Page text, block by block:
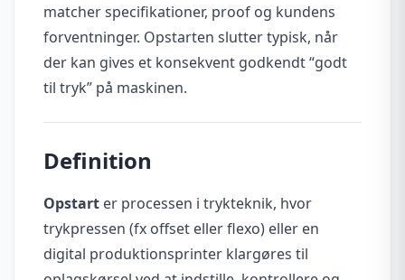
matcher specifikationer, proof og kundens
forventninger. Opstarten slutter typisk, når
der kan gives et konsekvent godkendt “godt
til tryk” på maskinen.
Definition
Opstart er processen i trykteknik, hvor
trykpressen (fx offset eller flexo) eller en
digital produktionsprinter klargøres til